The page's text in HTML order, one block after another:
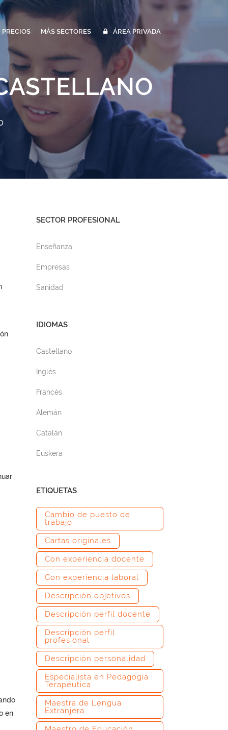
PRECIOS MÁS SECTORES ÁREA PRIVADA
en
SECTOR PROFESIONAL
Enseñanza
Empresas
Sanidad
IDIOMAS
Castellano
Inglés
Francés
Alemán
Catalán
Euskera
ETIQUETAS
Cambio de puesto de
trabajo
Cartas originales
Con experiencia docente
Con experiencia laboral
Descripción objetivos
Descripción perfil docente
Descripción perfil
profesional
Descripción personalidad
Especialista en Pedagogía
Terapéutica
Maestra de Lengua
Extranjera